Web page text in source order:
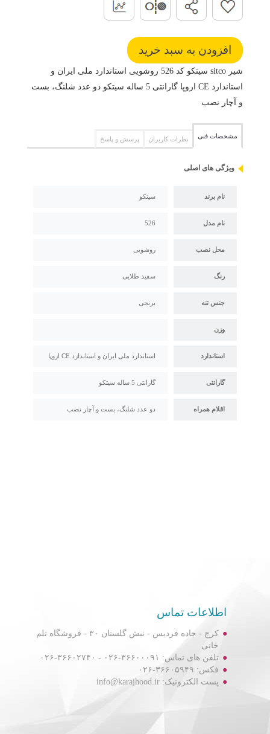
شیر sitco سیتکو کد 526 روشویی استاندارد ملی ایران و
استاندارد CE اروپا گارانتی 5 ساله سیتکو دو عدد شلنگ، بست
و آچار نصب
مشخصات فنی نظرات کاربران پرسش و پاسخ
ویژگی های اصلی
نام برند سیتکو
نام مدل 526
محل نصب روشویی
رنگ سفید طلایی
جنس تنه برنجی
وزن
استاندارد استاندارد ملی ایران و استاندارد CE اروپا
گارانتی گارانتی 5 ساله سیتکو
اقلام همراه دو عدد شلنگ، بست و آچار نصب
اطلاعات تماس
کرج - جاده فردیس - نبش گلستان ۳۰ - فروشگاه تلم
خانی
تلفن های تماس: ۳۶۶۰۰۰۹۱-۰۲۶ - ۳۶۶۰۲۷۴۰-۰۲۶
فکس: ۳۶۶۰۵۹۴۹-۰۲۶
پست الکترونیک: info@karajhood.ir